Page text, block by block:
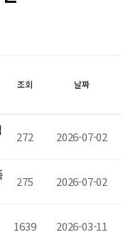
조회 날짜
272 2026-07-02
275 2026-07-02
1639 2026-03-11